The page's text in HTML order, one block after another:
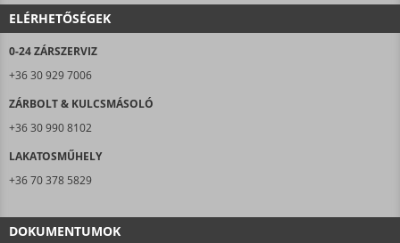
ELÉRHETŐSÉGEK
0-24 ZÁRSZERVIZ
+36 30 929 7006
ZÁRBOLT & KULCSMÁSOLÓ
+36 30 990 8102
LAKATOSMŰHELY
+36 70 378 5829
DOKUMENTUMOK